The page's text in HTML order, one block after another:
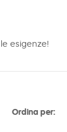
esigenze!
Ordina per: